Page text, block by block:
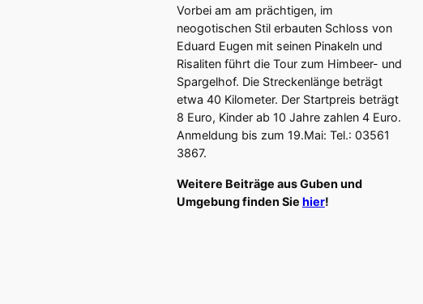
Vorbei am am prächtigen, im
neogotischen Stil erbauten Schloss von
Eduard Eugen mit seinen Pinakeln und
Risaliten führt die Tour zum Himbeer- und
Spargelhof. Die Streckenlänge beträgt
etwa 40 Kilometer. Der Startpreis beträgt
8 Euro, Kinder ab 10 Jahre zahlen 4 Euro.
Anmeldung bis zum 19.Mai: Tel.: 03561
3867.
Weitere Beiträge aus Guben und
Umgebung finden Sie hier!